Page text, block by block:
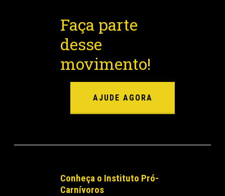
Faça parte
desse
movimento!
AJUDE AGORA
Conheça o Instituto Pró-
Carnívoros